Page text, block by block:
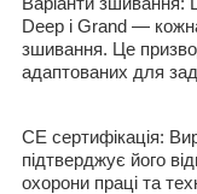
Deep і Grand —
зшивання. Це
адаптованих для
CE сертифікація:
підтверджує його
охорони праці та